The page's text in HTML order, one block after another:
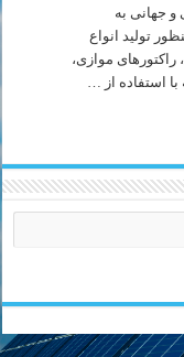
و جهانی به
تولید انواع
راکتورهای موازی،
استفاده از …